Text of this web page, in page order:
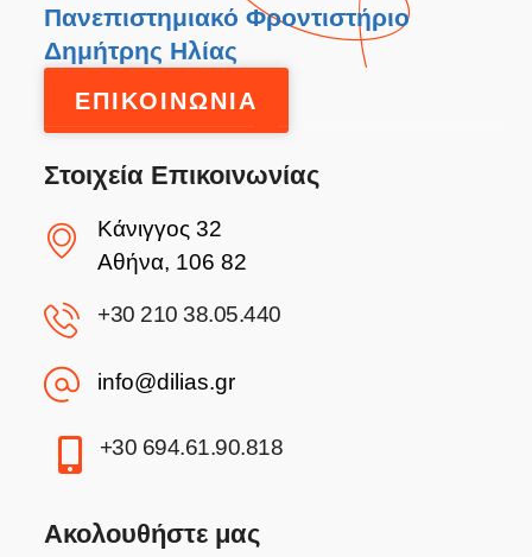
Πανεπιστημιακό Φροντιστήριο
Δημήτρης Ηλίας
ΕΠΙΚΟΙΝΩΝΙΑ
Στοιχεία Επικοινωνίας
Κάνιγγος 32
Αθήνα, 106 82
+30 210 38.05.440
info@dilias.gr
+30 694.61.90.818
Ακολουθήστε μας